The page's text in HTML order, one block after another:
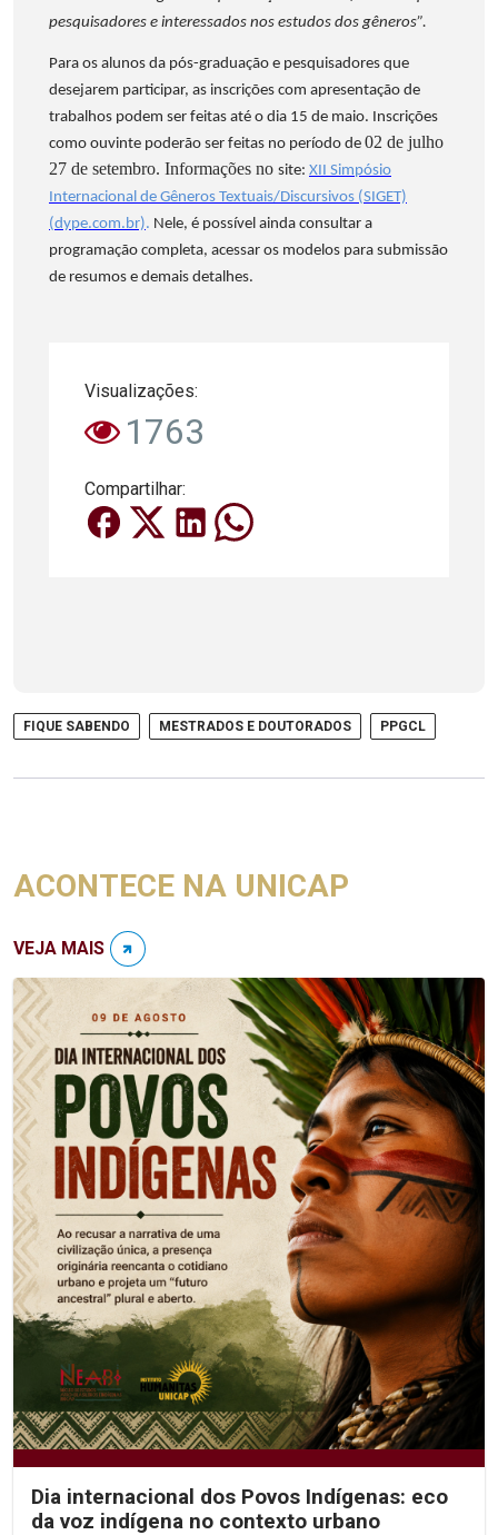
pesquisadores e interessados nos estudos dos gêneros”.
Para os alunos da pós-graduação e pesquisadores que
desejarem participar, as inscrições com apresentação de
trabalhos podem ser feitas até o dia 15 de maio. Inscrições
como ouvinte poderão ser feitas no período de 02 de julho
27 de setembro. Informações no site: XII Simpósio
Internacional de Gêneros Textuais/Discursivos (SIGET)
(dype.com.br). Nele, é possível ainda consultar a
programação completa, acessar os modelos para submissão
de resumos e demais detalhes.
Visualizações:
1763
Compartilhar:
FIQUE SABENDO MESTRADOS E DOUTORADOS PPGCL
ACONTECE NA UNICAP
VEJA MAIS
Dia internacional dos Povos Indígenas: eco
da voz indígena no contexto urbano